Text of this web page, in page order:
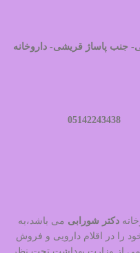
جنب پاساژ قریشی- داروخانه
دکتر شورابی می باشد،به
از سال 94 فعالیت خود را در اقلام دارویی و فروش